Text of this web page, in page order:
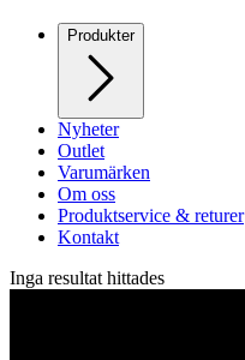
Produkter
Nyheter
Outlet
Varumärken
Om oss
Produktservice & returer
Kontakt
Inga resultat hittades